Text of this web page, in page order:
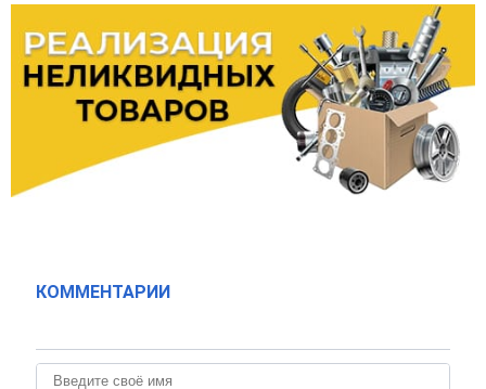
КОММЕНТАРИИ